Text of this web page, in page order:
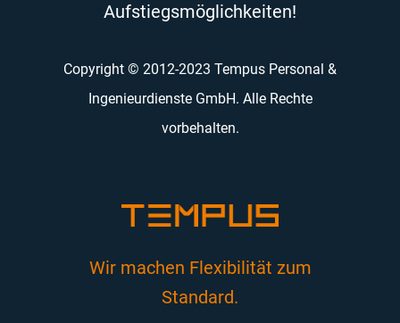
Aufstiegsmöglichkeiten!
Copyright © 2012-2023 Tempus Personal &
Ingenieurdienste GmbH. Alle Rechte
vorbehalten.
Wir machen Flexibilität zum
Standard.